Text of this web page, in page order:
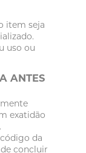
item seja
uso ou
ANTES
exatidão
da
concluir